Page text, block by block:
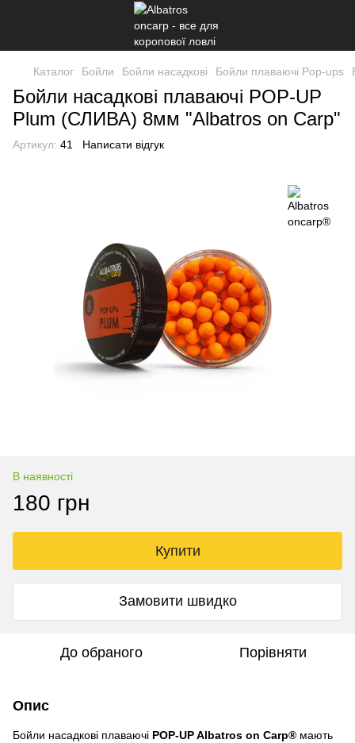
Каталог Бойли Бойли насадкові Бойли плаваючі Pop-ups
Бойли насадкові плаваючі POP-UP
Plum (СЛИВА) 8мм "Albatros on Carp"
Артикул: 41 Написати відгук
В наявності
180 грн
Купити
Замовити швидко
До обраного Порівняти
Опис
Бойли насадкові плаваючі POP-UP Albatros on Carp® мають